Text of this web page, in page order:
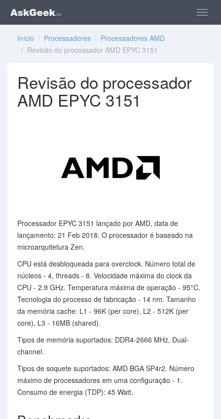
Início / Processadores / Processadores AMD
/ Revisão do processador AMD EPYC 3151
Revisão do processador
AMD EPYC 3151
Processador EPYC 3151 lançado por AMD, data de
lançamento: 21 Feb 2018. O processador é baseado na
microarquitetura Zen.
CPU está desbloqueada para overclock. Número total de
núcleos - 4, threads - 8. Velocidade máxima do clock da
CPU - 2.9 GHz. Temperatura máxima de operação - 95°C.
Tecnologia do processo de fabricação - 14 nm. Tamanho
da memória cache: L1 - 96K (per core), L2 - 512K (per
core), L3 - 16MB (shared).
Tipos de memória suportados: DDR4-2666 MHz, Dual-
channel.
Tipos de soquete suportados: AMD BGA SP4r2. Número
máximo de processadores em uma configuração - 1.
Consumo de energia (TDP): 45 Watt.